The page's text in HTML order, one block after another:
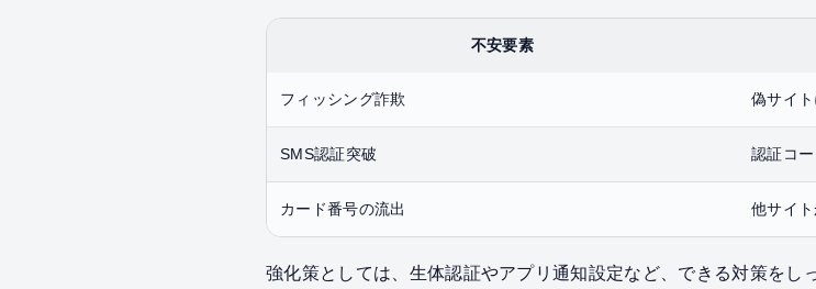
不安要素
フィッシング詐欺 偽サイ
SMS認証突破 認証コ
カード番号の流出 他サイ
強化策としては、生体認証やアプリ通知設定など、できる対策をし